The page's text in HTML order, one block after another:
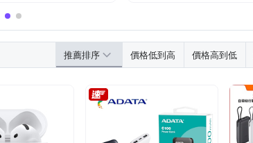
推薦排序 價格低到高 價格高到低